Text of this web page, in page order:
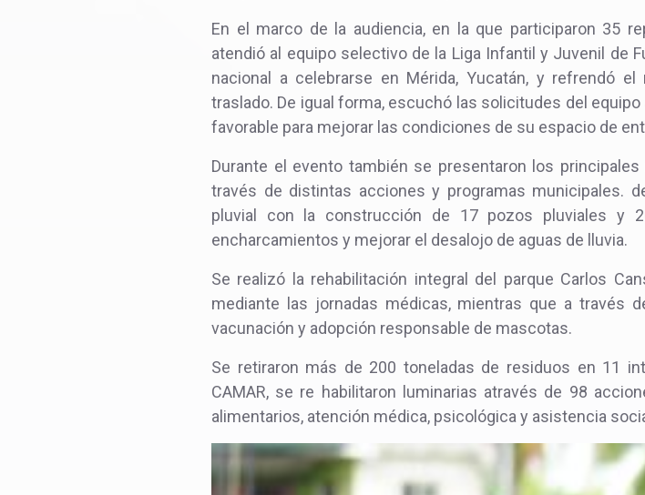
En el marco de la audiencia, en la que participaron 35
atendió al equipo selectivo de la Liga Infantil y Juvenil de
nacional a celebrarse en Mérida, Yucatán, y refrendó
traslado. De igual forma, escuchó las solicitudes del
favorable para mejorar las condiciones de su espacio de
Durante el evento también se presentaron los
través de distintas acciones y programas municipales.
pluvial con la construcción de 17 pozos pluviales y
encharcamientos y mejorar el desalojo de aguas de lluvia.
Se realizó la rehabilitación integral del parque Carlos
mediante las jornadas médicas, mientras que a través
vacunación y adopción responsable de mascotas.
Se retiraron más de 200 toneladas de residuos en 11
CAMAR, se re habilitaron luminarias através de 98
alimentarios, atención médica, psicológica y asistencia